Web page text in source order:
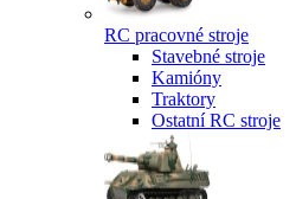
RC pracovné stroje
Stavebné stroje
Kamióny
Traktory
Ostatní RC stroje